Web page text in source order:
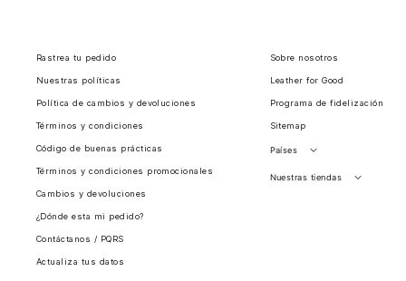
Rastrea tu pedido
Nuestras políticas
Política de cambios y devoluciones
Términos y condiciones
Código de buenas prácticas
Términos y condiciones promocionales
Cambios y devoluciones
¿Dónde esta mi pedido?
Contáctanos / PQRS
Actualiza tus datos
Sobre nosotros
Leather for Good
Programa de fidelización
Sitemap
Países
Perú
Nuestras tiendas